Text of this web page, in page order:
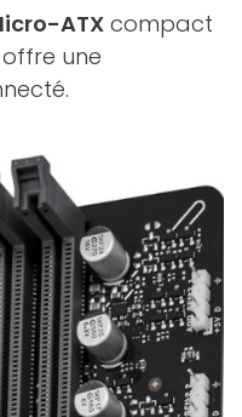
ATXcompact
une